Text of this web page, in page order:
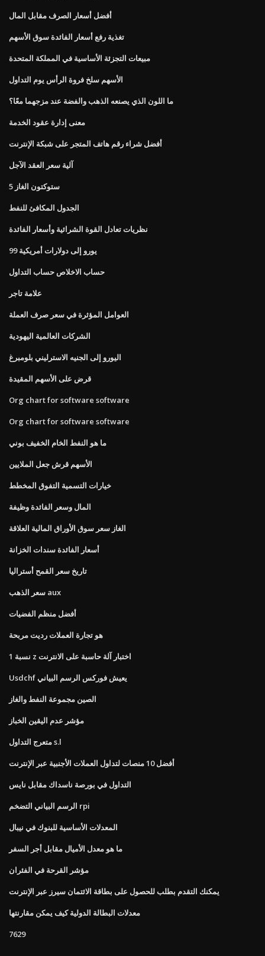
أفضل أسعار الصرف مقابل المال
تغذية رفع أسعار الفائدة سوق الأسهم
مبيعات التجزئة الأساسية في المملكة المتحدة
الأسهم سلخ فروة الرأس يوم التداول
ما اللون الذي يصنعه الذهب والفضة عند مزجهما معًا؟
معنى إدارة عقود الخدمة
أفضل شراء رقم هاتف المتجر على شبكة الإنترنت
آلية سعر العقد الآجل
ستوكتون الغاز 5
الجدول المكافئ للنفط
نظريات تعادل القوة الشرائية وأسعار الفائدة
99 يورو إلى دولارات أمريكية
حساب الاخلاص حساب التداول
علامة تاجر
العوامل المؤثرة في سعر صرف العملة
الشركات العالمية اليهودية
اليورو إلى الجنيه الاسترليني بلومبرغ
قرض على الأسهم المقيدة
Org chart for software software
Org chart for software software
ما هو النفط الخام الخفيف بوني
الأسهم قرش جعل الملايين
خيارات التسمية التفوق المخطط
المال وسعر الفائدة وظيفة
الغاز سعر سوق الأوراق المالية العلاقة
أسعار الفائدة سندات الخزانة
تاريخ سعر القمح أستراليا
سعر الذهب aux
أفضل منظم الفضيات
هو تجارة العملات رديت مربحة
1 نسبة z اختبار آلة حاسبة على الانترنت
Usdchf يعيش فوركس الرسم البياني
الصين مجموعة النفط والغاز
مؤشر عدم اليقين الخباز
متعرج التداول s.l
أفضل 10 منصات لتداول العملات الأجنبية عبر الإنترنت
التداول في بورصة ناسداك مقابل نايس
الرسم البياني التضخم rpi
المعدلات الأساسية للبنوك في نيبال
ما هو معدل الأميال مقابل أجر السفر
مؤشر القرحة في الفئران
يمكنك التقدم بطلب للحصول على بطاقة الائتمان سيرز عبر الإنترنت
معدلات البطالة الدولية كيف يمكن مقارنتها
7629